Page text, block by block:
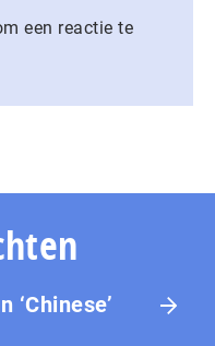
een reactie te